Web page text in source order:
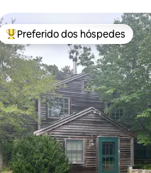
média de 5, 134
Entre os melhores preferidos
Preferido dos hóspedes